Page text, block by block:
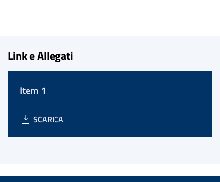
Link e Allegati
Item 1
SCARICA